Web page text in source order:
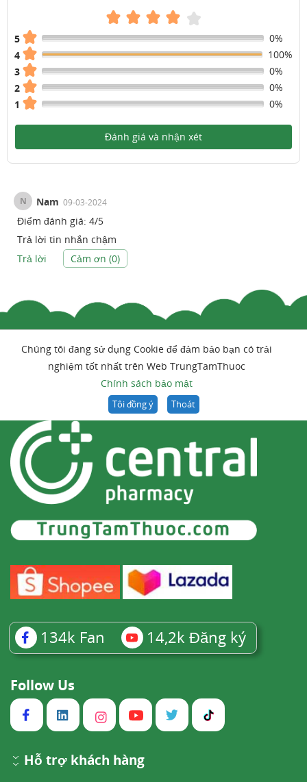
5
0%
4
100%
3
0%
2
0%
1
0%
Đánh giá và nhận xét
N Nam 09-03-2024
Điểm đánh giá: 4/5
Trả lời tin nhắn chậm
Trả lời
Cảm ơn (0)
Chúng tôi đang sử dụng Cookie để đảm bảo bạn có trải
nghiệm tốt nhất trên Web TrungTamThuoc
Chính sách bảo mật
Tôi đồng ý Thoát
134k Fan 14,2k Đăng ký
Follow Us
Hỗ trợ khách hàng